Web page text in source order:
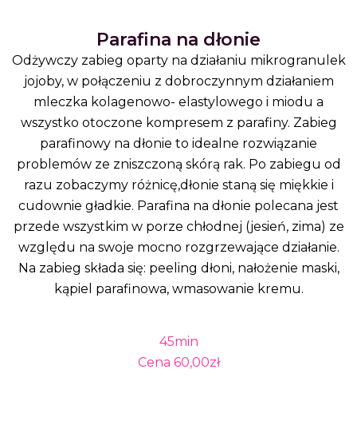
Parafina na dłonie
Odżywczy zabieg oparty na działaniu mikrogranulek
jojoby, w połączeniu z dobroczynnym działaniem
mleczka kolagenowo- elastylowego i miodu a
wszystko otoczone kompresem z parafiny. Zabieg
parafinowy na dłonie to idealne rozwiązanie
problemów ze zniszczoną skórą rak. Po zabiegu od
razu zobaczymy różnicę,dłonie staną się miękkie i
cudownie gładkie. Parafina na dłonie polecana jest
przede wszystkim w porze chłodnej (jesień, zima) ze
względu na swoje mocno rozgrzewające działanie.
Na zabieg składa się: peeling dłoni, nałożenie maski,
kąpiel parafinowa, wmasowanie kremu.
45min
Cena 60,00zł